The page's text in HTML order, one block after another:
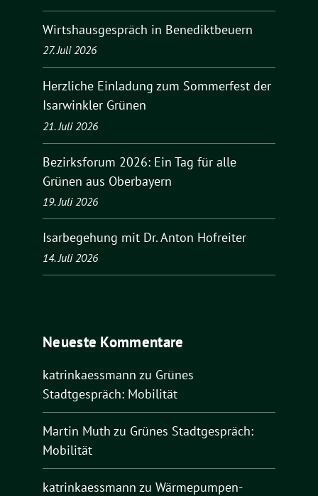
Wirtshausgespräch in Benediktbeuern
27. Juli 2026
Herzliche Einladung zum Sommerfest der
Isarwinkler Grünen
21. Juli 2026
Bezirksforum 2026: Ein Tag für alle
Grünen aus Oberbayern
19. Juli 2026
Isarbegehung mit Dr. Anton Hofreiter
14. Juli 2026
Neueste Kommentare
katrinkaessmann zu Grünes
Stadtgespräch: Mobilität
Martin Muth zu Grünes Stadtgespräch:
Mobilität
katrinkaessmann zu Wärmepumpen-